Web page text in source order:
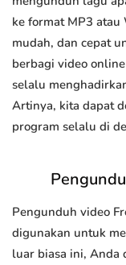
ke format MP3
mudah, dan cepat
berbagi video
selalu
Artinya, kita dapat
program selalu di
Pengunduh video
digunakan untuk
luar biasa ini, Anda